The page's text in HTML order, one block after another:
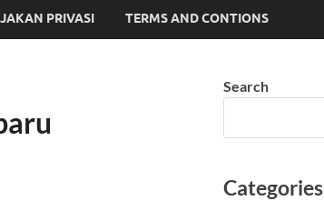
PRIVASI TERMS AND CONTIONS
Search
Categories